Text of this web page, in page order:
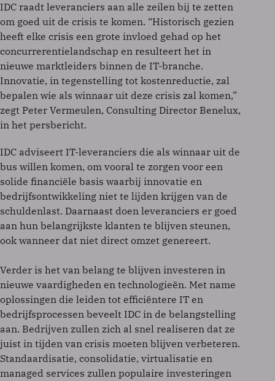
IDC raadt leveranciers aan alle zeilen bij te zetten
om goed uit de crisis te komen. “Historisch gezien
heeft elke crisis een grote invloed gehad op het
concurrerentielandschap en resulteert het in
nieuwe marktleiders binnen de IT-branche.
Innovatie, in tegenstelling tot kostenreductie, zal
bepalen wie als winnaar uit deze crisis zal komen,”
zegt Peter Vermeulen, Consulting Director Benelux,
in het persbericht.
IDC adviseert IT-leveranciers die als winnaar uit de
bus willen komen, om vooral te zorgen voor een
solide financiële basis waarbij innovatie en
bedrijfsontwikkeling niet te lijden krijgen van de
schuldenlast. Daarnaast doen leveranciers er goed
aan hun belangrijkste klanten te blijven steunen,
ook wanneer dat niet direct omzet genereert.
Verder is het van belang te blijven investeren in
nieuwe vaardigheden en technologieën. Met name
oplossingen die leiden tot efficiëntere IT en
bedrijfsprocessen beveelt IDC in de belangstelling
aan. Bedrijven zullen zich al snel realiseren dat ze
juist in tijden van crisis moeten blijven verbeteren.
Standaardisatie, consolidatie, virtualisatie en
managed services zullen populaire investeringen